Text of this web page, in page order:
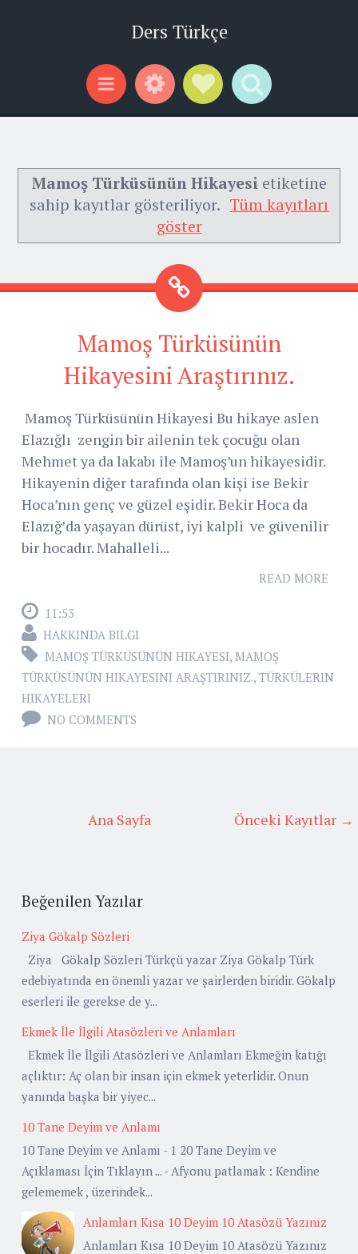
Ders Türkçe
Menu WidgetsSocial Links
Search
Mamoş Türküsünün Hikayesietiketine
sahip kayıtlar gösteriliyor. Tüm kayıtları
göster
Mamoş Türküsünün
Hikayesini Araştırınız.
Mamoş Türküsünün Hikayesi Bu hikaye aslen
Elazığlı zengin bir ailenin tek çocuğu olan
Mehmet ya da lakabı ile Mamoş’un hikayesidir.
Hikayenin diğer tarafında olan kişi ise Bekir
Hoca’nın genç ve güzel eşidir. Bekir Hoca da
Elazığ’da yaşayan dürüst, iyi kalpli ve güvenilir
bir hocadır. Mahalleli...
READ MORE
11:53
HAKKINDA BILGI
MAMOŞ TÜRKÜSÜNÜN HIKAYESI, MAMOŞ
TÜRKÜSÜNÜN HIKAYESINI ARAŞTIRINIZ., TÜRKÜLERIN
HIKAYELERI
NO COMMENTS
Önceki Kayıtlar →
Ana Sayfa
Beğenilen Yazılar
Ziya Gökalp Sözleri
Ziya Gökalp Sözleri Türkçü yazar Ziya Gökalp Türk
edebiyatında en önemli yazar ve şairlerden biridir. Gökalp
eserleri ile gerekse de y...
Ekmek İle İlgili Atasözleri ve Anlamları
Ekmek İle İlgili Atasözleri ve Anlamları Ekmeğin katığı
açlıktır: Aç olan bir insan için ekmek yeterlidir. Onun
yanında başka bir yiyec...
10 Tane Deyim ve Anlamı
10 Tane Deyim ve Anlamı - 1 20 Tane Deyim ve
Açıklaması İçin Tıklayın ... - Afyonu patlamak : Kendine
gelememek , üzerindek...
Anlamları Kısa 10 Deyim 10 Atasözü Yazınız
Anlamları Kısa 10 Deyim 10 Atasözü Yazınız